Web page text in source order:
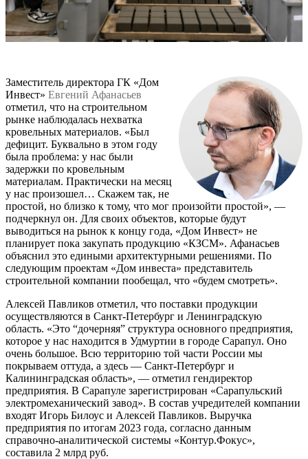
Заместитель директора ГК «Дом
Инвест» Евгений Афанасьев
отметил, что на строительном
рынке наблюдалась нехватка
кровельных материалов. «Был
дефицит. Буквально в этом году
была проблема: у нас были
задержки по кровельным
материалам. Практически на месяц
у нас произошел… Скажем так, не
простой, но близко к тому, что мог произойти простой», —
подчеркнул он. Для своих объектов, которые будут
выводиться на рынок к концу года, «Дом Инвест» не
планирует пока закупать продукцию «КЗСМ». Афанасьев
объяснил это едиными архитектурными решениями. По
следующим проектам «Дом инвеста» представитель
строительной компании пообещал, что «будем смотреть».
Алексей Павликов отметил, что поставки продукции
осуществляются в Санкт-Петербург и Ленинградскую
область. «Это “дочерняя” структура основного предприятия,
которое у нас находится в Удмуртии в городе Сарапул. Оно
очень большое. Всю территорию той части России мы
покрываем оттуда, а здесь — Санкт-Петербург и
Калининградская область», — отметил гендиректор
предприятия. В Сарапуле зарегистрирован «Сарапульский
электромеханический завод». В состав учредителей компании
входят Игорь Билоус и Алексей Павликов. Выручка
предприятия по итогам 2023 года, согласно данным
справочно-аналитической системы «Контур.Фокус»,
составила 2 млрд руб.